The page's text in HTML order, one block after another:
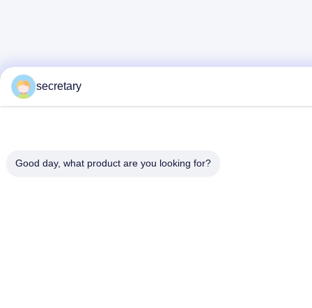
secretary
Good day, what product are you looking for?